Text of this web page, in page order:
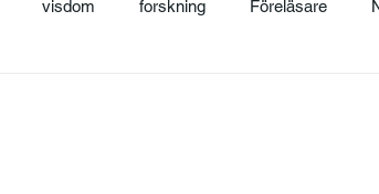
visdom forskning Föreläsare